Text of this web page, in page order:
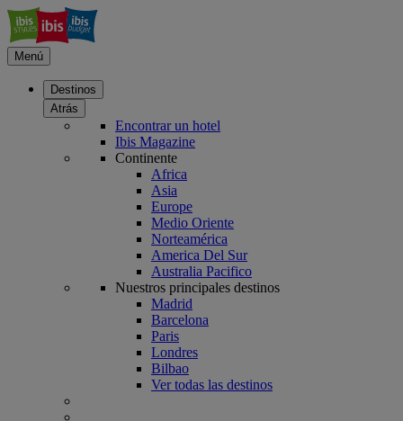
Menú
Destinos
Atrás
Encontrar un hotel
Ibis Magazine
Continente
Africa
Asia
Europe
Medio Oriente
Norteamérica
America Del Sur
Australia Pacifico
Nuestros principales destinos
Madrid
Barcelona
Paris
Londres
Bilbao
Ver todas las destinos